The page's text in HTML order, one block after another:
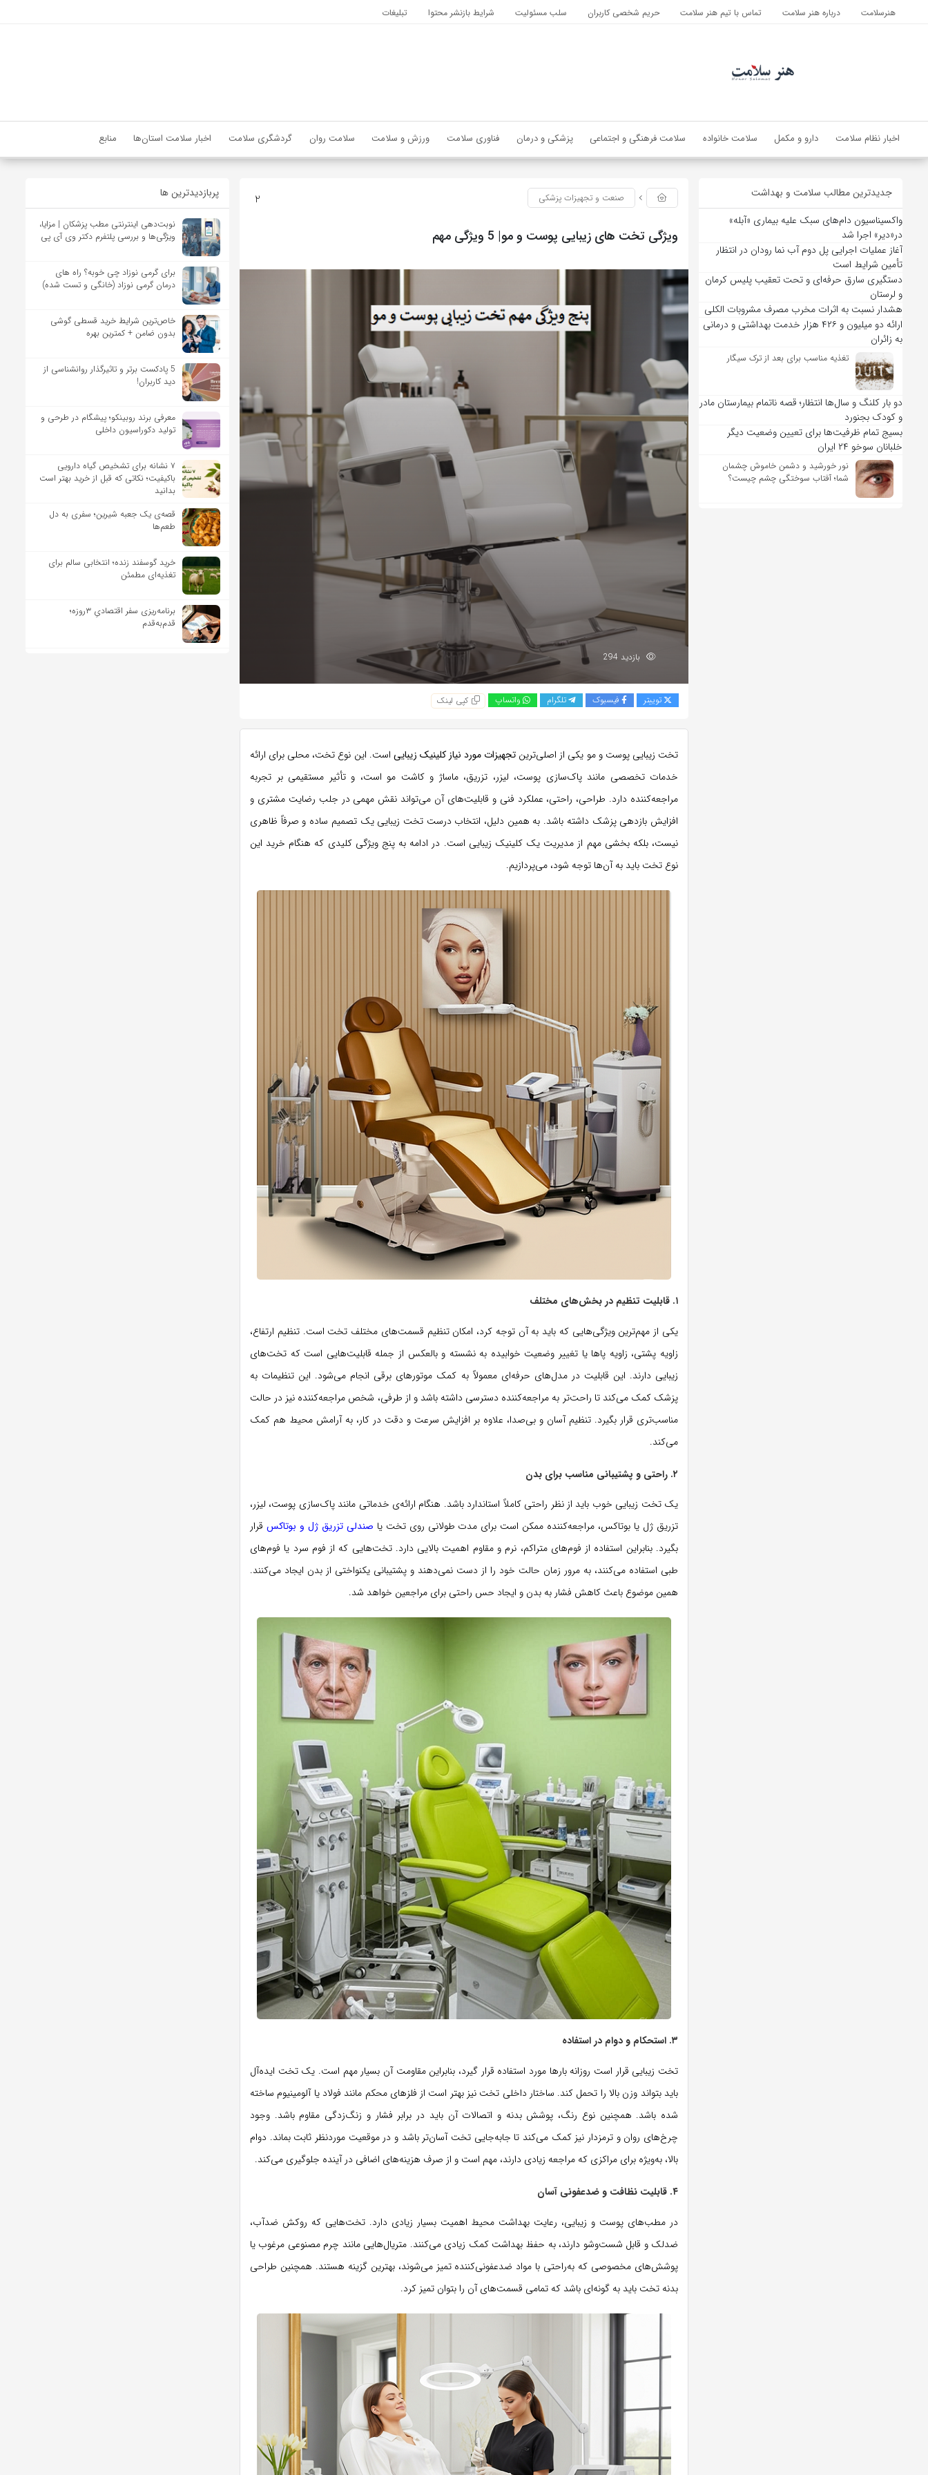
هنرسلامت درباره هنر سلامت تماس با تیم هنر سلامت حریم شخصی کاربران سلب مسئولیت شرایط بازنشر محتوا تبلیغات
اخبار نظام سلامت دارو و مکمل سلامت خانواده سلامت فرهنگی و اجتماعی پزشکی و درمان فناوری سلامت ورزش و سلامت سلامت روان گردشگری سلامت اخبار سلامت استان‌ها منابع
جدیدترین مطالب سلامت و بهداشت
واکسیناسیون دام‌های سبک علیه بیماری «آبله»
در«دیر» اجرا شد
آغاز عملیات اجرایی پل دوم آب نما رودان در انتظار
تأمین شرایط است
دستگیری سارق حرفه‌ای و تحت تعقیب پلیس کرمان
و لرستان
هشدار نسبت به اثرات مخرب مصرف مشروبات الکلی
ارائه دو میلیون و ۴۲۶ هزار خدمت بهداشتی و درمانی
به زائران
تغذیه مناسب برای بعد از ترک سیگار
دو بار کلنگ و سال‌ها انتظار؛ قصه ناتمام بیمارستان مادر
و کودک بجنورد
بسیج تمام ظرفیت‌ها برای تعیین وضعیت دیگر
خلبانان سوخو ۲۴ ایران
نور خورشید و دشمن خاموش چشمان
شما؛ آفتاب سوختگی چشم چیست؟
2 صنعت و تجهیزات پزشکی
ویژگی تخت های زیبایی پوست و مو| 5 ویژگی مهم
بازدید 294
توییتر فیسبوک تلگرام واتساپ کپی لینک
تخت زیبایی پوست و مو یکی از اصلی‌ترین تجهیزات مورد نیاز کلینیک زیبایی است. این نوع تخت، محلی برای ارائه
خدمات تخصصی مانند پاک‌سازی پوست، لیزر، تزریق، ماساژ و کاشت مو است، و تأثیر مستقیمی بر تجربه
مراجعه‌کننده دارد. طراحی، راحتی، عملکرد فنی و قابلیت‌های آن می‌تواند نقش مهمی در جلب رضایت مشتری و
افزایش بازدهی پزشک داشته باشد. به همین دلیل، انتخاب درست تخت زیبایی یک تصمیم ساده و صرفاً ظاهری
نیست، بلکه بخشی مهم از مدیریت یک کلینیک زیبایی است. در ادامه به پنج ویژگی کلیدی که هنگام خرید این
نوع تخت باید به آن‌ها توجه شود، می‌پردازیم.
۱. قابلیت تنظیم در بخش‌های مختلف
یکی از مهم‌ترین ویژگی‌هایی که باید به آن توجه کرد، امکان تنظیم قسمت‌های مختلف تخت است. تنظیم ارتفاع،
زاویه پشتی، زاویه پاها یا تغییر وضعیت خوابیده به نشسته و بالعکس از جمله قابلیت‌هایی است که تخت‌های
زیبایی دارند. این قابلیت در مدل‌های حرفه‌ای معمولاً به کمک موتورهای برقی انجام می‌شود. این تنظیمات به
پزشک کمک می‌کند تا راحت‌تر به مراجعه‌کننده دسترسی داشته باشد و از طرفی، شخص مراجعه‌کننده نیز در حالت
مناسب‌تری قرار بگیرد. تنظیم آسان و بی‌صدا، علاوه بر افزایش سرعت و دقت در کار، به آرامش محیط هم کمک
می‌کند.
۲. راحتی و پشتیبانی مناسب برای بدن
یک تخت زیبایی خوب باید از نظر راحتی کاملاً استاندارد باشد. هنگام ارائه‌ی خدماتی مانند پاک‌سازی پوست، لیزر،
تزریق ژل یا بوتاکس، مراجعه‌کننده ممکن است برای مدت طولانی روی تخت یا صندلی تزریق ژل و بوتاکس قرار
بگیرد. بنابراین استفاده از فوم‌های متراکم، نرم و مقاوم اهمیت بالایی دارد. تخت‌هایی که از فوم سرد یا فوم‌های
طبی استفاده می‌کنند، به مرور زمان حالت خود را از دست نمی‌دهند و پشتیبانی یکنواختی از بدن ایجاد می‌کنند.
همین موضوع باعث کاهش فشار به بدن و ایجاد حس راحتی برای مراجعین خواهد شد.
۳. استحکام و دوام در استفاده
تخت زیبایی قرار است روزانه بارها مورد استفاده قرار گیرد، بنابراین مقاومت آن بسیار مهم است. یک تخت ایده‌آل
باید بتواند وزن بالا را تحمل کند. ساختار داخلی تخت نیز بهتر است از فلزهای محکم مانند فولاد یا آلومینیوم ساخته
شده باشد. همچنین نوع رنگ، پوشش بدنه و اتصالات آن باید در برابر فشار و زنگ‌زدگی مقاوم باشد. وجود
چرخ‌های روان و ترمزدار نیز کمک می‌کند تا جابه‌جایی تخت آسان‌تر باشد و در موقعیت موردنظر ثابت بماند. دوام
بالا، به‌ویژه برای مراکزی که مراجعه زیادی دارند، مهم است و از صرف هزینه‌های اضافی در آینده جلوگیری می‌کند.
۴. قابلیت نظافت و ضدعفونی آسان
در مطب‌های پوست و زیبایی، رعایت بهداشت محیط اهمیت بسیار زیادی دارد. تخت‌هایی که روکش ضدآب،
ضدلک و قابل شست‌وشو دارند، به حفظ بهداشت کمک زیادی می‌کنند. متریال‌هایی مانند چرم مصنوعی مرغوب یا
پوشش‌های مخصوصی که به‌راحتی با مواد ضدعفونی‌کننده تمیز می‌شوند، بهترین گزینه هستند. همچنین طراحی
بدنه تخت باید به گونه‌ای باشد که تمامی قسمت‌های آن را بتوان تمیز کرد.
پربازدیدترین ها
نوبت‌دهی اینترنتی مطب پزشکان | مزایا،
ویژگی‌ها و بررسی پلتفرم دکتر وی آی پی
برای گرمی نوزاد چی خوبه؟ راه های
درمان گرمی نوزاد (خانگی و تست شده)
خاص‌ترین شرایط خرید قسطی گوشی
بدون ضامن + کمترین بهره
5 پادکست برتر و تاثیرگذار روانشناسی از
دید کاربران!
معرفی برند روبینکو؛ پیشگام در طرحی و
تولید دکوراسیون داخلی
۷ نشانه برای تشخیص گیاه دارویی
باکیفیت؛ نکاتی که قبل از خرید بهتر است
بدانید
قصه‌ی یک جعبه شیرین؛ سفری به دل
طعم‌ها
خرید گوسفند زنده؛ انتخابی سالم برای
تغذیه‌ای مطمئن
برنامه‌ریزی سفر اقتصادیِ ۳روزه؛
قدم‌به‌قدم